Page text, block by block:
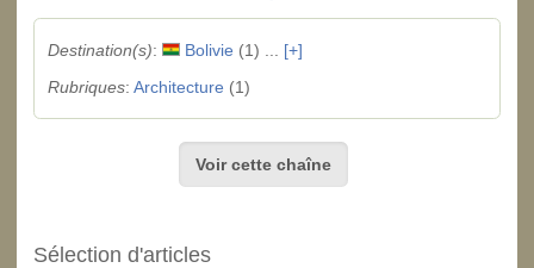
Destination(s): Bolivie (1) ... [+]
Rubriques: Architecture (1)
Voir cette chaîne
Sélection d'articles